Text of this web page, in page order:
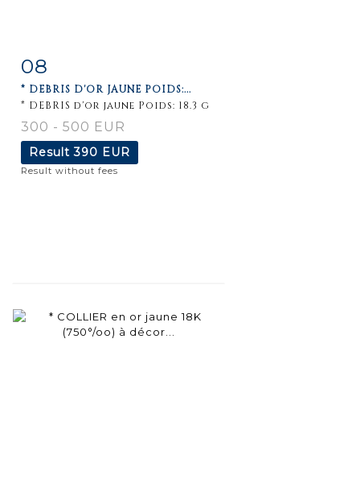
Item detail
08
* DEBRIS D'OR JAUNE POIDS:...
* DEBRIS d'or jaune Poids: 18.3 g
300 - 500 EUR
Result390 EUR
Result without fees